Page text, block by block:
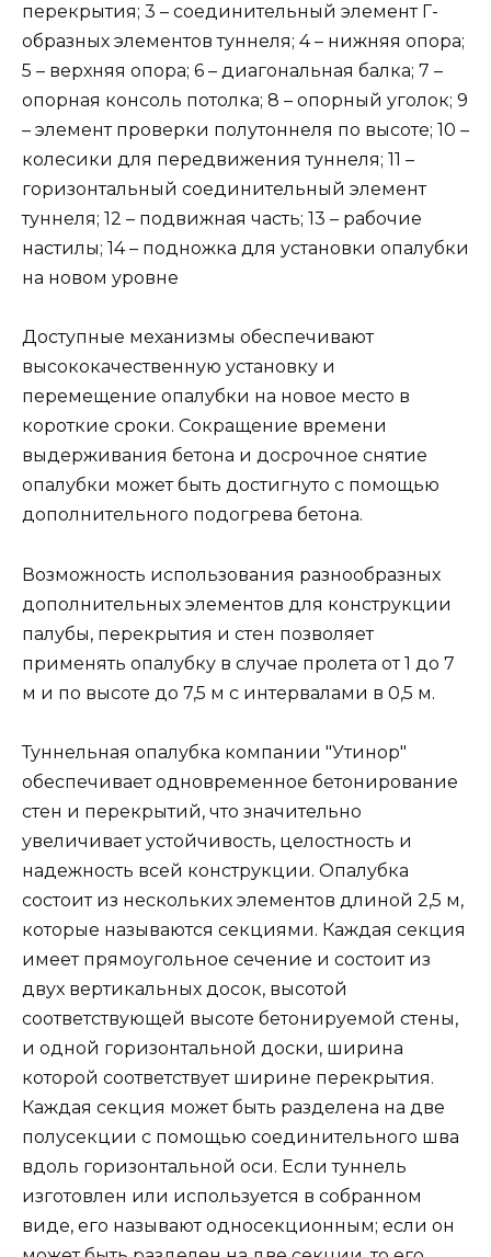
перекрытия; 3 – соединительный элемент Г-
образных элементов туннеля; 4 – нижняя опора;
5 – верхняя опора; 6 – диагональная балка; 7 –
опорная консоль потолка; 8 – опорный уголок; 9
– элемент проверки полутоннеля по высоте; 10 –
колесики для передвижения туннеля; 11 –
горизонтальный соединительный элемент
туннеля; 12 – подвижная часть; 13 – рабочие
настилы; 14 – подножка для установки опалубки
на новом уровне
Доступные механизмы обеспечивают
высококачественную установку и
перемещение опалубки на новое место в
короткие сроки. Сокращение времени
выдерживания бетона и досрочное снятие
опалубки может быть достигнуто с помощью
дополнительного подогрева бетона.
Возможность использования разнообразных
дополнительных элементов для конструкции
палубы, перекрытия и стен позволяет
применять опалубку в случае пролета от 1 до 7
м и по высоте до 7,5 м с интервалами в 0,5 м.
Туннельная опалубка компании "Утинор"
обеспечивает одновременное бетонирование
стен и перекрытий, что значительно
увеличивает устойчивость, целостность и
надежность всей конструкции. Опалубка
состоит из нескольких элементов длиной 2,5 м,
которые называются секциями. Каждая секция
имеет прямоугольное сечение и состоит из
двух вертикальных досок, высотой
соответствующей высоте бетонируемой стены,
и одной горизонтальной доски, ширина
которой соответствует ширине перекрытия.
Каждая секция может быть разделена на две
полусекции с помощью соединительного шва
вдоль горизонтальной оси. Если туннель
изготовлен или используется в собранном
виде, его называют односекционным; если он